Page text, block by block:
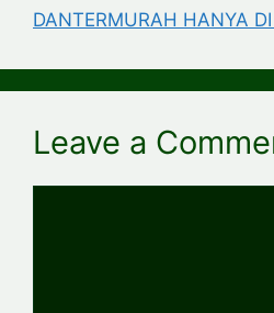
DANTERMURAH HANYA
Leave a